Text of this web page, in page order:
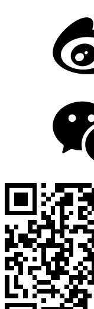
Copyright © 珠海左